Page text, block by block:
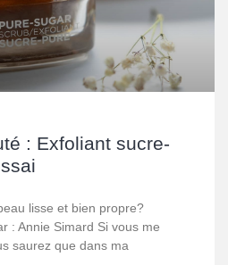
: Exfoliant sucre-
lisse et bien propre?
: Annie Simard Si vous me
saurez que dans ma